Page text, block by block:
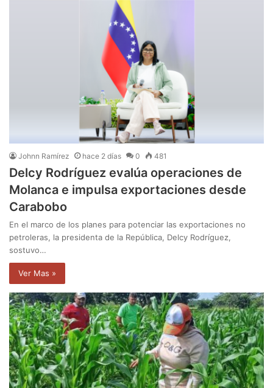
Johnn Ramírez hace 2 días 0 481
Delcy Rodríguez evalúa operaciones de
Molanca e impulsa exportaciones desde
Carabobo
En el marco de los planes para potenciar las exportaciones no
petroleras, la presidenta de la República, Delcy Rodríguez,
sostuvo…
Ver Mas »